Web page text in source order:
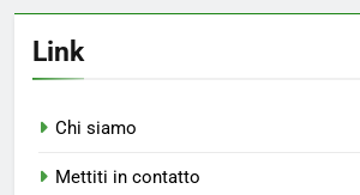
Link
Chi siamo
Mettiti in contatto